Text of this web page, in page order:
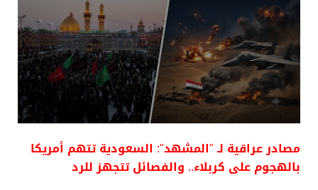
مصادر عراقية لـ "المشهد": السعودية تتهم أمريكا
بالهجوم على كربلاء.. والفصائل تتجهز للرد